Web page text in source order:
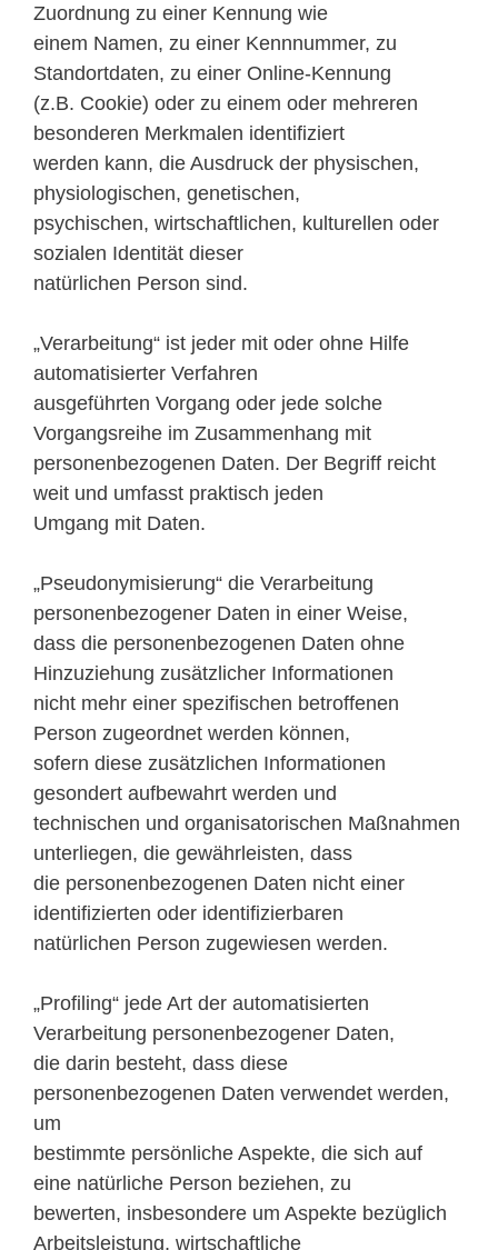
Zuordnung zu einer Kennung wie
einem Namen, zu einer Kennnummer, zu
Standortdaten, zu einer Online-Kennung
(z.B. Cookie) oder zu einem oder mehreren
besonderen Merkmalen identifiziert
werden kann, die Ausdruck der physischen,
physiologischen, genetischen,
psychischen, wirtschaftlichen, kulturellen oder
sozialen Identität dieser
natürlichen Person sind.
„Verarbeitung“ ist jeder mit oder ohne Hilfe
automatisierter Verfahren
ausgeführten Vorgang oder jede solche
Vorgangsreihe im Zusammenhang mit
personenbezogenen Daten. Der Begriff reicht
weit und umfasst praktisch jeden
Umgang mit Daten.
„Pseudonymisierung“ die Verarbeitung
personenbezogener Daten in einer Weise,
dass die personenbezogenen Daten ohne
Hinzuziehung zusätzlicher Informationen
nicht mehr einer spezifischen betroffenen
Person zugeordnet werden können,
sofern diese zusätzlichen Informationen
gesondert aufbewahrt werden und
technischen und organisatorischen Maßnahmen
unterliegen, die gewährleisten, dass
die personenbezogenen Daten nicht einer
identifizierten oder identifizierbaren
natürlichen Person zugewiesen werden.
„Profiling“ jede Art der automatisierten
Verarbeitung personenbezogener Daten,
die darin besteht, dass diese
personenbezogenen Daten verwendet werden,
um
bestimmte persönliche Aspekte, die sich auf
eine natürliche Person beziehen, zu
bewerten, insbesondere um Aspekte bezüglich
Arbeitsleistung, wirtschaftliche